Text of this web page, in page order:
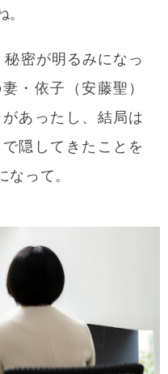
密が明るみになっ
・依子（安藤聖）
あったし、結局は
隠してきたことを
って。